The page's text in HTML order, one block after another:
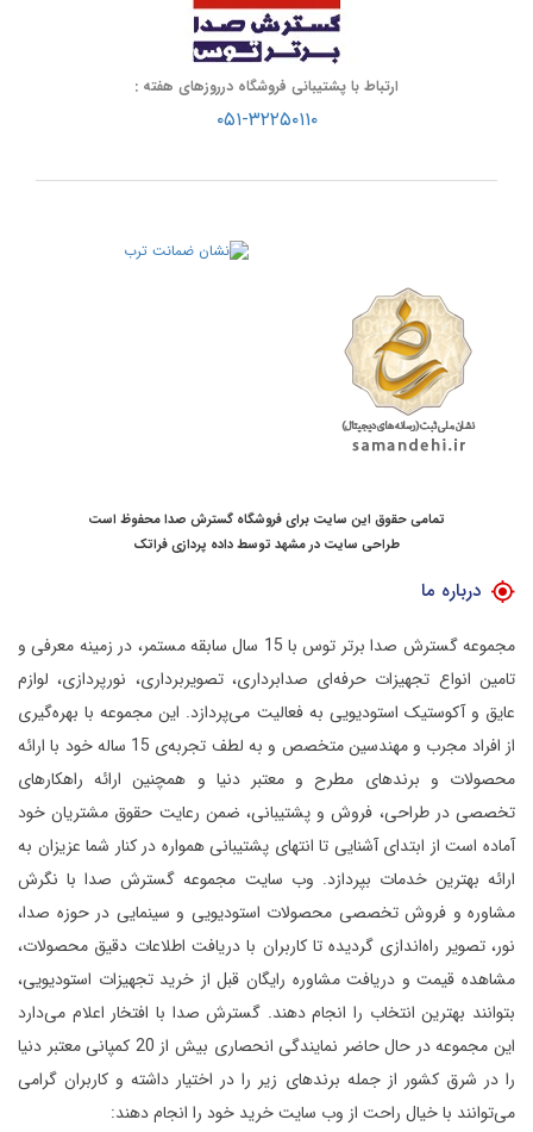
ارتباط با پشتیبانی فروشگاه درروزهای هفته :
۰۵۱-۳۲۲۵۰۱۱۰
تمامی حقوق این سایت برای فروشگاه گسترش صدا محفوظ است
طراحی سایت در مشهد توسطداده پردازی فراتک
درباره ما
مجموعه گسترش صدا برتر توس با 15 سال سابقه مستمر، در زمینه معرفی و
تامین انواع تجهیزات حرفه‌ای صدابرداری، تصویربرداری، نورپردازی، لوازم
عایق و آکوستیک استودیویی به فعالیت می‌پردازد. این مجموعه با بهره‌گیری
از افراد مجرب و مهندسین متخصص و به لطف تجربه‌ی 15 ساله خود با ارائه
محصولات و برندهای مطرح و معتبر دنیا و همچنین ارائه راهکارهای
تخصصی در طراحی، فروش و پشتیبانی، ضمن رعایت حقوق مشتریان خود
آماده است از ابتدای آشنایی تا انتهای پشتیبانی همواره در کنار شما عزیزان به
ارائه بهترین خدمات بپردازد. وب سایت مجموعه گسترش صدا با نگرش
مشاوره و فروش تخصصی محصولات استودیویی و سینمایی در حوزه صدا،
نور، تصویر راه‌اندازی گردیده تا کاربران با دریافت اطلاعات دقیق محصولات،
مشاهده قیمت و دریافت مشاوره رایگان قبل از خرید تجهیزات استودیویی،
بتوانند بهترین انتخاب را انجام دهند. گسترش صدا با افتخار اعلام می‌دارد
این مجموعه در حال حاضر نمایندگی انحصاری بیش از 20 کمپانی معتبر دنیا
را در شرق کشور از جمله برندهای زیر را در اختیار داشته و کاربران گرامی
می‌توانند با خیال راحت از وب سایت خرید خود را انجام دهند: